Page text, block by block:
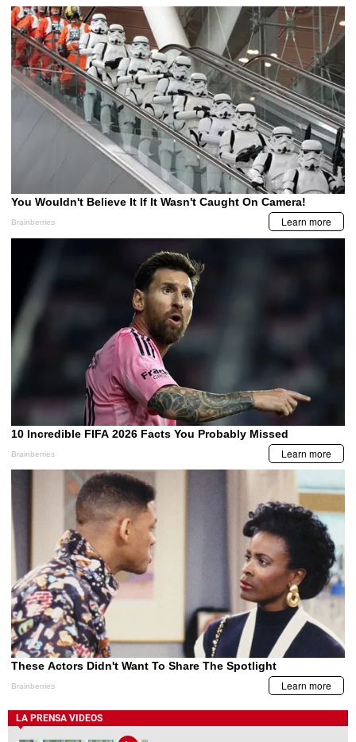
LA PRENSA VIDEOS